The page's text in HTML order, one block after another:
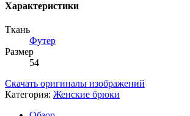
Характеристики
Ткань
Футер
Размер
54
Скачать оригиналы изображений
Категория: Женские брюки